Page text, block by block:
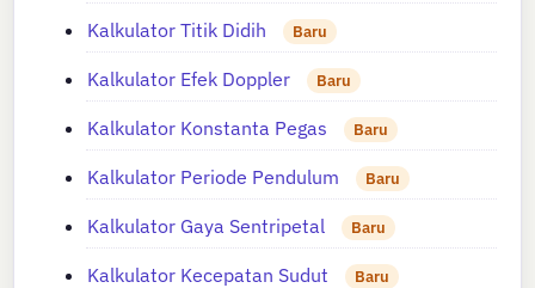
Kalkulator Titik Didih Baru
Kalkulator Efek Doppler Baru
Kalkulator Konstanta Pegas Baru
Kalkulator Periode Pendulum Baru
Kalkulator Gaya Sentripetal Baru
Kalkulator Kecepatan Sudut Baru